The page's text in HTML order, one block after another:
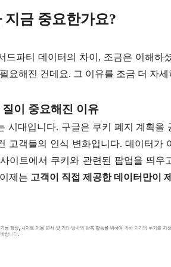
금 중요한가요?
드파티 데이터의 차이, 조금은 이해하
요해진 건데요. 그 이유를 조금 더 자
이 중요해진 이유
시대입니다. 구글은 쿠키 폐지 계획을
고객들의 인식 변화입니다. 데이터가
이트에서 쿠키와 관련된 팝업을 띄
제는 고객이 직접 제공한 데이터만이